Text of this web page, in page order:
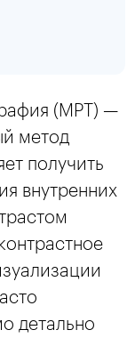
(МРТ) —
метод
получить
внутренних
детально